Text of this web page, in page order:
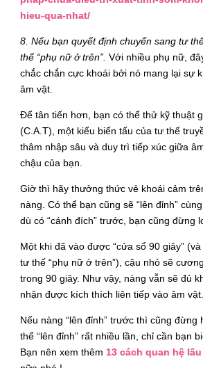
hieu-qua-nhat/
8. Nếu bạn quyết định chuyển sang tư
thế “phụ nữ ở trên”. Với nhiều phụ nữ,
chắc chắn cực khoái bởi nó mang lại sự
âm vật.
Để tân tiến hơn, bạn có thể thử kỹ thuật
(C.A.T), một kiểu biến tấu của tư thế
thâm nhập sâu và duy trì tiếp xúc giữa
chậu của bạn.
Giờ thì hãy thưởng thức vẻ khoái cảm
nàng. Có thể bạn cũng sẽ “lên đỉnh”
dù có “cánh đích” trước, bạn cũng đừng
Một khi đã vào được “cửa sổ 90 giây”
tư thế “phụ nữ ở trên”), cậu nhỏ sẽ
trong 90 giây. Như vậy, nàng vẫn sẽ đủ
nhận được kích thích liên tiếp vào âm vật.
Nếu nàng “lên đỉnh” trước thì cũng
thể “lên đỉnh” rất nhiều lần, chỉ cần bạn
Bạn nên xem thêm 13 cách quan hệ lâu